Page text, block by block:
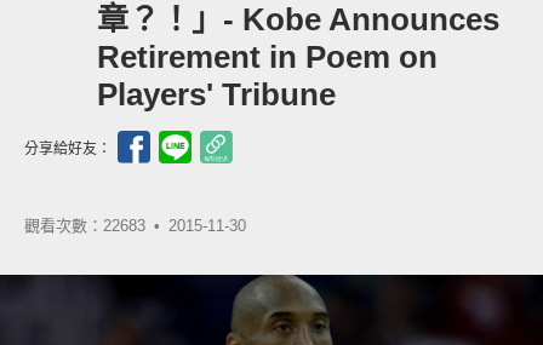
章？！」- Kobe Announces
Retirement in Poem on
Players' Tribune
分享給好友：
觀看次數：22683 • 2015-11-30